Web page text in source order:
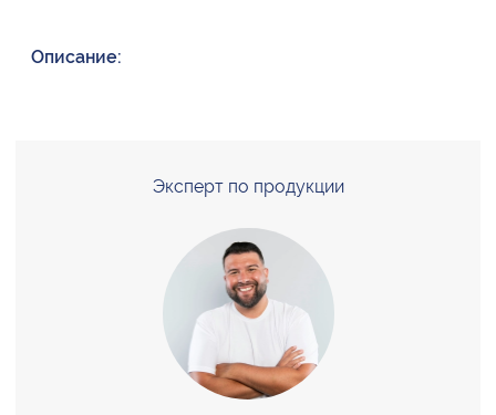
Описание:
Эксперт по продукции